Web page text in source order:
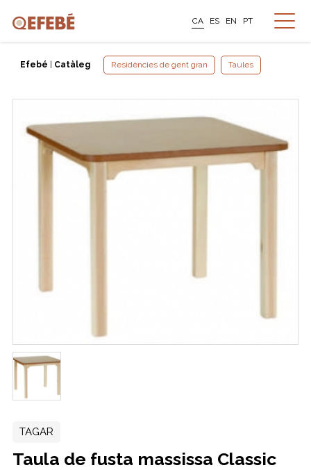
CA ES EN PT
Efebé Catàleg Residències de gent gran Taules
TAGAR
Taula de fusta massissa Classic